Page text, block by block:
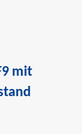
mit